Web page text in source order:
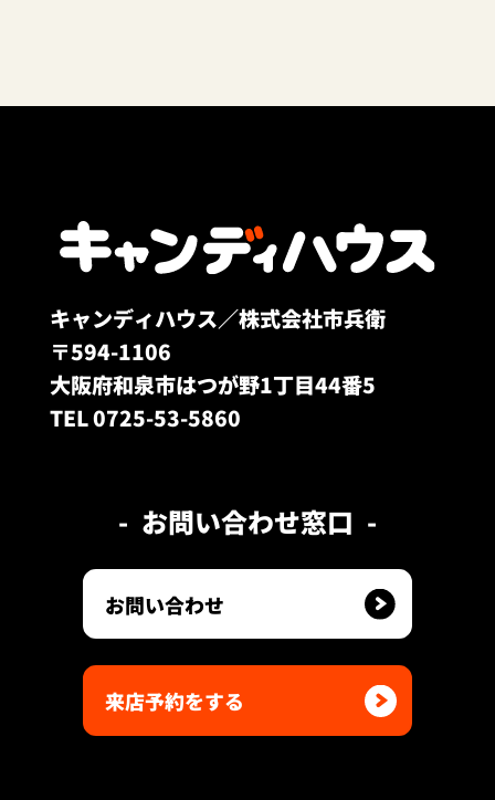
キャンディハウス／株式会社市兵衛
〒594-1106
大阪府和泉市はつが野1丁目44番5
TEL 0725-53-5860
お問い合わせ窓口
お問い合わせ
来店予約をする